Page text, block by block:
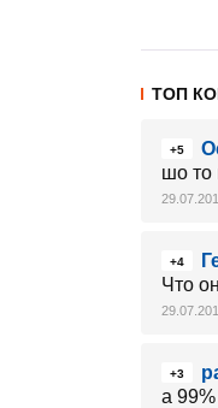
ТОП
+5
шо то
+4
Что
+3
а